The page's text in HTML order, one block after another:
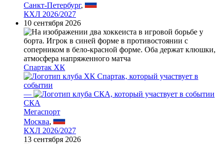
Санкт-Петербург,
КХЛ 2026/2027
10 сентября 2026
Спартак ХК
—
СКА
Мегаспорт
Москва,
КХЛ 2026/2027
13 сентября 2026